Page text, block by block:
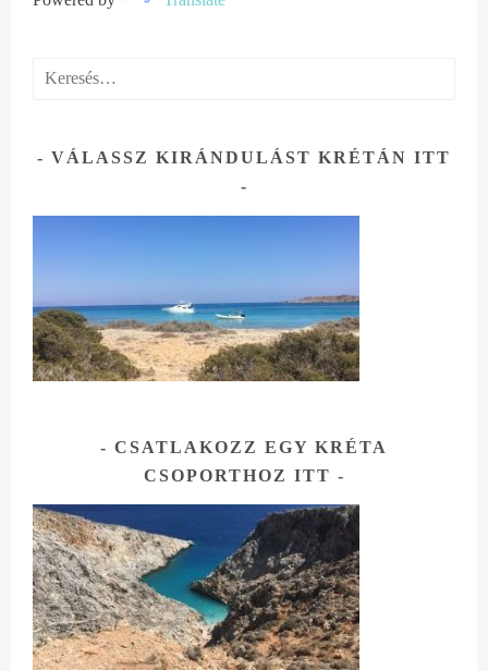
Keresés:
VÁLASSZ KIRÁNDULÁST KRÉTÁN ITT
CSATLAKOZZ EGY KRÉTA
CSOPORTHOZ ITT